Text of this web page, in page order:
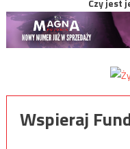
Czy jest
Wspieraj